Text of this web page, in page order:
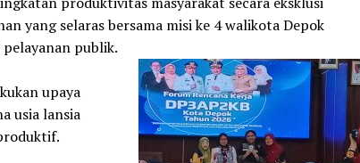
yang selaras bersama misi ke 4 walikota Depok
publik.
upaya
usia lansia